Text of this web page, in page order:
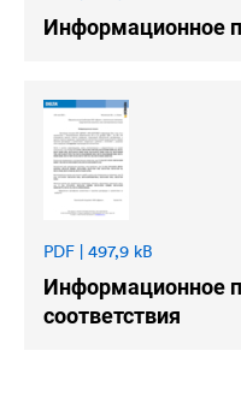
Информационное
PDF | 497,9 kB
Информационное
соответствия